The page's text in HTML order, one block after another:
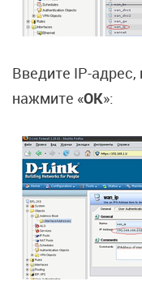
Введите IP-
нажмите «OK»: